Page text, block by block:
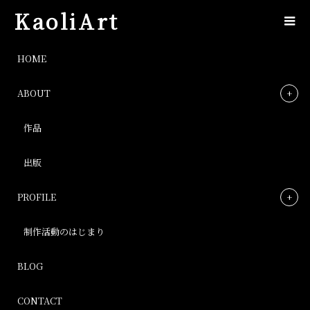
KaoliArt
HOME
ABOUT
作品
出版
PROFILE
制作活動のはじまり
BLOG
CONTACT
IMG_6043
Post